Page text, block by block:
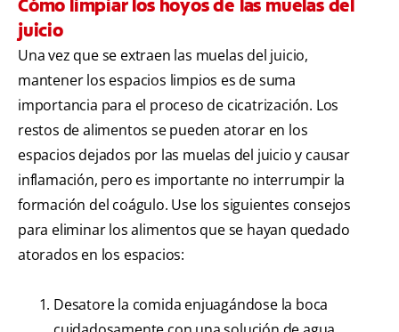
Cómo limpiar los hoyos de las muelas del
juicio
Una vez que se extraen las muelas del juicio,
mantener los espacios limpios es de suma
importancia para el proceso de cicatrización. Los
restos de alimentos se pueden atorar en los
espacios dejados por las muelas del juicio y causar
inflamación, pero es importante no interrumpir la
formación del coágulo. Use los siguientes consejos
para eliminar los alimentos que se hayan quedado
atorados en los espacios:
Desatore la comida enjuagándose la boca